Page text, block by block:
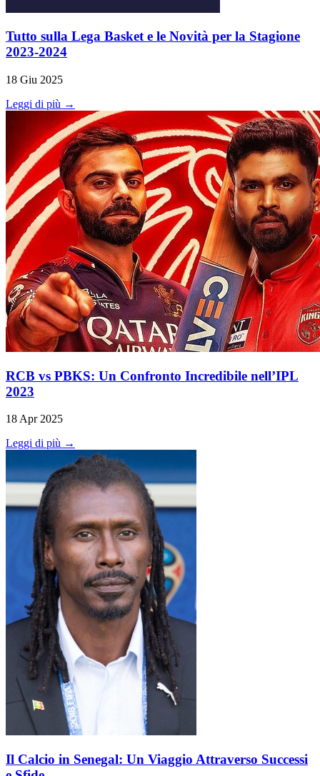
Tutto sulla Lega Basket e le Novità per la Stagione
2023-2024
18 Giu 2025
Leggi di più →
RCB vs PBKS: Un Confronto Incredibile nell’IPL
2023
18 Apr 2025
Leggi di più →
Il Calcio in Senegal: Un Viaggio Attraverso Successi